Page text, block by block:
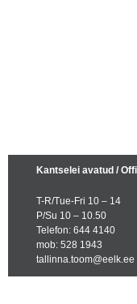
Kantselei avatud /
T-R/Tue-Fri 10 – 14
P/Su 10 – 10.50
Telefon: 644 4140
mob: 528 1943
tallinna.toom@eelk.ee